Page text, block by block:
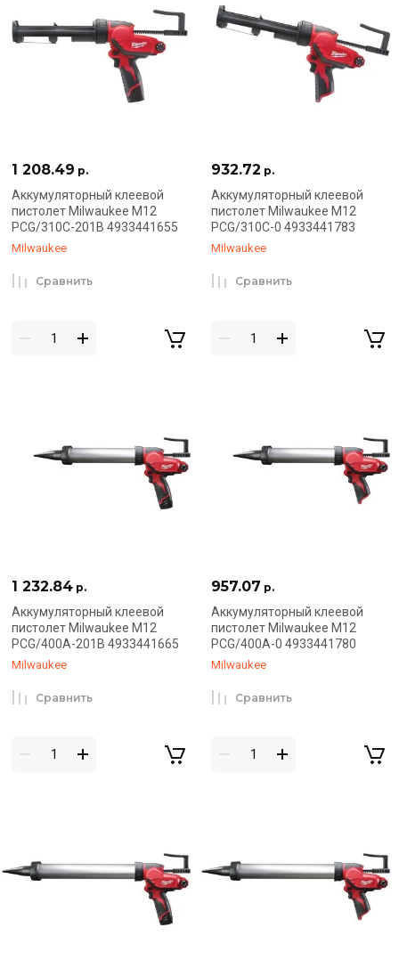
1 208.49 р.
Аккумуляторный клеевой
пистолет Milwaukee M12
PCG/310C-201B 4933441655
Milwaukee
Сравнить
932.72 р.
Аккумуляторный клеевой
пистолет Milwaukee M12
PCG/310C-0 4933441783
Milwaukee
Сравнить
1 232.84 р.
Аккумуляторный клеевой
пистолет Milwaukee M12
PCG/400A-201B 4933441665
Milwaukee
Сравнить
957.07 р.
Аккумуляторный клеевой
пистолет Milwaukee M12
PCG/400A-0 4933441780
Milwaukee
Сравнить